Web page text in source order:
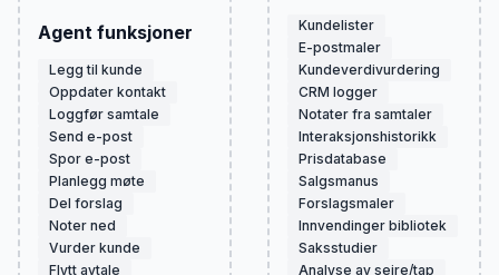
Agent funksjoner
Legg til kunde
Oppdater kontakt
Loggfør samtale
Send e-post
Spor e-post
Planlegg møte
Del forslag
Noter ned
Vurder kunde
Flytt avtale
Kundelister
E-postmaler
Kundeverdivurdering
CRM logger
Notater fra samtaler
Interaksjonshistorikk
Prisdatabase
Salgsmanus
Forslagsmaler
Innvendinger bibliotek
Saksstudier
Analyse av seire/tap